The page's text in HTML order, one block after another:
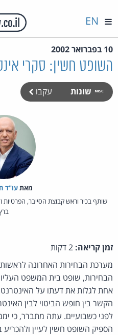
EN
10 בפברואר 2002
השופט חשין: סקרי
שונות עקבו
מאת‏עו"ד
שותף בכיר וראש קבוצת הסייבר, הפרטיות
זמן קריאה:
מערכת הבחירות האחרונה
הבחירות, שופט בית המשפט
אחת לגלות את דעתו על
הקשר בין חופש הביטוי לבין
לפני כשבועיים. עתה מתברר, כי
הספיק השופט חשין לעיין ולהכריע